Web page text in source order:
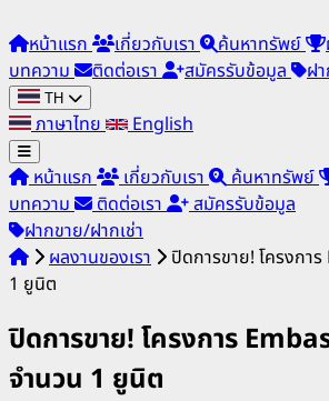
หน้าแรก เกี่ยวกับเรา ค้นหาทรัพย์
บทความ
ติดต่อเรา สมัครรับข้อมูล ฝ
TH
ภาษาไทย
English
หน้าแรก
เกี่ยวกับเรา ค้นหาทรัพย์
บทความ
ติดต่อเรา
สมัครรับข้อมูล
ฝากขาย/ฝากเช่า
ผลงานของเรา
ปิดการขาย! โครงกา
1 ยูนิต
ปิดการขาย! โครงการ
จำนวน 1 ยูนิต